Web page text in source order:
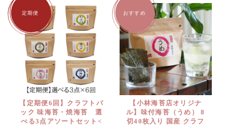
【定期便6回】クラフトパ
ック 味海苔・焼海苔 選
べる3点アソートセット<
【小林海苔店オリジナ
ル】味付海苔（うめ） 8
切40枚入り 国産 クラフ